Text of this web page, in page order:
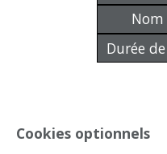
Durée
Cookies optionnels